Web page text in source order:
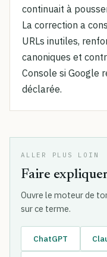
continuait à
La correction a
URLs inutiles,
canoniques et
Console si Google
déclarée.
ALLER PLUS LOIN
Faire
Ouvre le moteur de
sur ce terme.
ChatGPT